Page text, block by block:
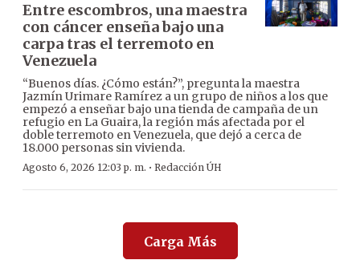
Entre escombros, una maestra
con cáncer enseña bajo una
carpa tras el terremoto en
Venezuela
“Buenos días. ¿Cómo están?”, pregunta la maestra
Jazmín Urimare Ramírez a un grupo de niños a los que
empezó a enseñar bajo una tienda de campaña de un
refugio en La Guaira, la región más afectada por el
doble terremoto en Venezuela, que dejó a cerca de
18.000 personas sin vivienda.
Agosto 6, 2026 12:03 p. m. · Redacción ÚH
Carga Más